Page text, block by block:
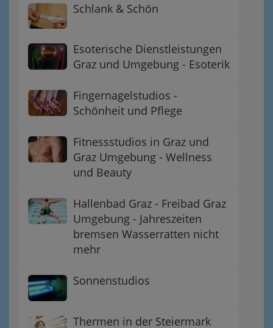
Schlank & Schön
Esoterische Dienstleistungen
Graz und Umgebung - Esoterik
Fingernagelstudios -
Schönheit und Pflege
Fitnessstudios in Graz und
Graz Umgebung - Wellness
und Beauty
Hallenbad Graz - Freibad Graz
Umgebung - Jahreszeiten
bremsen Wasserratten nicht
mehr
Sonnenstudios
Thermen in der Steiermark